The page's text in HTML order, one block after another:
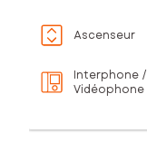
Ascenseur
Interphone /
Vidéophone